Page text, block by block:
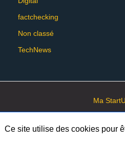
factchecking
Non classé
TechNews
Ma
All Rights Reserved
Ce site utilise des cookies pour